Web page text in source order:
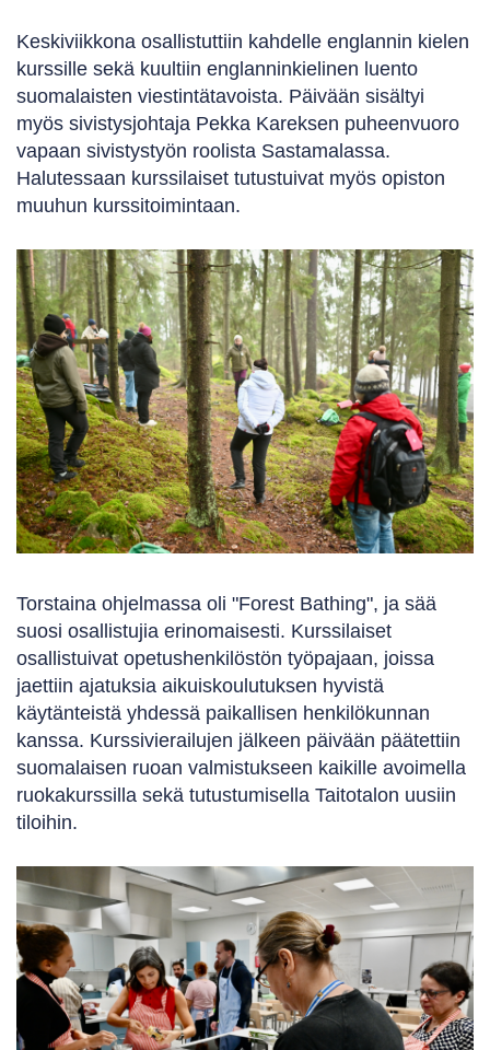
Keskiviikkona osallistuttiin kahdelle englannin kielen
kurssille sekä kuultiin englanninkielinen luento
suomalaisten viestintätavoista. Päivään sisältyi
myös sivistysjohtaja Pekka Kareksen puheenvuoro
vapaan sivistystyön roolista Sastamalassa.
Halutessaan kurssilaiset tutustuivat myös opiston
muuhun kurssitoimintaan.
Torstaina ohjelmassa oli "Forest Bathing", ja sää
suosi osallistujia erinomaisesti. Kurssilaiset
osallistuivat opetushenkilöstön työpajaan, joissa
jaettiin ajatuksia aikuiskoulutuksen hyvistä
käytänteistä yhdessä paikallisen henkilökunnan
kanssa. Kurssivierailujen jälkeen päivään päätettiin
suomalaisen ruoan valmistukseen kaikille avoimella
ruokakurssilla sekä tutustumisella Taitotalon uusiin
tiloihin.